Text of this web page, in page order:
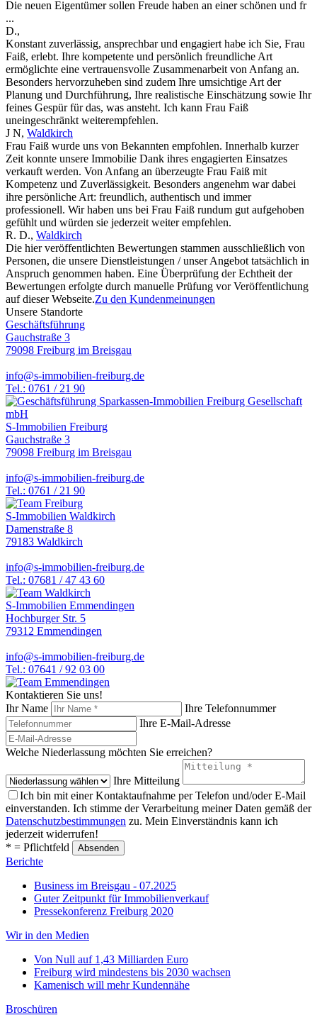
Die neuen Eigentümer sollen Freude haben an einer schönen und fr
...
D.,
Konstant zuverlässig, ansprechbar und engagiert habe ich Sie, Frau
Faiß, erlebt. Ihre kompetente und persönlich freundliche Art
ermöglichte eine vertrauensvolle Zusammenarbeit von Anfang an.
Besonders hervorzuheben sind zudem Ihre umsichtige Art der
Planung und Durchführung, Ihre realistische Einschätzung sowie Ihr
feines Gespür für das, was ansteht. Ich kann Frau Faiß
uneingeschränkt weiterempfehlen.
J N, Waldkirch
Frau Faiß wurde uns von Bekannten empfohlen. Innerhalb kurzer
Zeit konnte unsere Immobilie Dank ihres engagierten Einsatzes
verkauft werden. Von Anfang an überzeugte Frau Faiß mit
Kompetenz und Zuverlässigkeit. Besonders angenehm war dabei
ihre persönliche Art: freundlich, authentisch und immer
professionell. Wir haben uns bei Frau Faiß rundum gut aufgehoben
gefühlt und würden sie jederzeit weiter empfehlen.
R. D., Waldkirch
Die hier veröffentlichten Bewertungen stammen ausschließlich von
Personen, die unsere Dienstleistungen / unser Angebot tatsächlich in
Anspruch genommen haben. Eine Überprüfung der Echtheit der
Bewertungen erfolgte durch manuelle Prüfung vor Veröffentlichung
auf dieser Webseite.Zu den Kundenmeinungen
Unsere Standorte
Geschäftsführung
Gauchstraße 3
79098 Freiburg im Breisgau
info@s-immobilien-freiburg.de
Tel.: 0761 / 21 90
S-Immobilien Freiburg
Gauchstraße 3
79098 Freiburg im Breisgau
info@s-immobilien-freiburg.de
Tel.: 0761 / 21 90
S-Immobilien Waldkirch
Damenstraße 8
79183 Waldkirch
info@s-immobilien-freiburg.de
Tel.: 07681 / 47 43 60
S-Immobilien Emmendingen
Hochburger Str. 5
79312 Emmendingen
info@s-immobilien-freiburg.de
Tel.: 07641 / 92 03 00
Kontaktieren Sie uns!
Ihr Name
Ihre Telefonnummer
Ihre E-Mail-Adresse
Welche Niederlassung möchten Sie erreichen?
Ihre Mitteilung
Ich bin mit einer Kontaktaufnahme per Telefon und/oder E-Mail
einverstanden. Ich stimme der Verarbeitung meiner Daten gemäß der
Datenschutzbestimmungen zu. Mein Einverständnis kann ich
jederzeit widerrufen!
* = Pflichtfeld
Berichte
Business im Breisgau - 07.2025
Guter Zeitpunkt für Immobilienverkauf
Pressekonferenz Freiburg 2020
Wir in den Medien
Von Null auf 1,43 Milliarden Euro
Freiburg wird mindestens bis 2030 wachsen
Kamenisch will mehr Kundennähe
Broschüren